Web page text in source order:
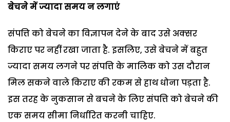
बेचने में ज्यादा समय न लगाएं
संपत्ति को बेचने का विज्ञापन देने के बाद उसे अक्सर
किराए पर नहीं रखा जाता है. इसलिए, उसे बेचने में बहुत
ज्यादा समय लगने पर संपत्ति के मालिक को उस दौरान
मिल सकने वाले किराए की रकम से हाथ धोना पड़ता है.
इस तरह के नुकसान से बचने के लिए संपत्ति को बेचने की
एक समय सीमा निर्धारित करनी चाहिए.